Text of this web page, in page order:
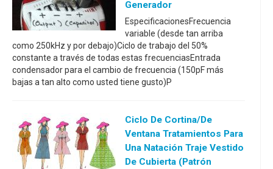
Generador
EspecificacionesFrecuencia
variable (desde tan arriba
como 250kHz y por debajo)Ciclo de trabajo del 50%
constante a través de todas estas frecuenciasEntrada
condensador para el cambio de frecuencia (150pF más
bajas a tan alto como usted tiene gusto)P
Ciclo De Cortina/de
Ventana Tratamientos Para
Una Natación Traje Vestido
De Cubierta (patrón